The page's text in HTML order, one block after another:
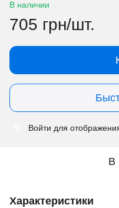
В наличии
705 грн/шт.
Войти для
В
Характеристики